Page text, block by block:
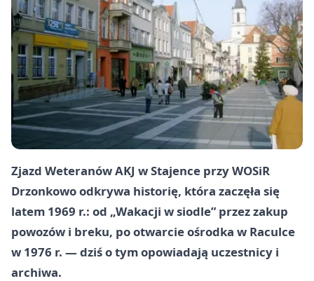
Zjazd Weteranów AKJ w Stajence przy WOSiR
Drzonkowo odkrywa historię, która zaczęła się
latem 1969 r.: od „Wakacji w siodle” przez zakup
powozów i breku, po otwarcie ośrodka w Raculce
w 1976 r. — dziś o tym opowiadają uczestnicy i
archiwa.